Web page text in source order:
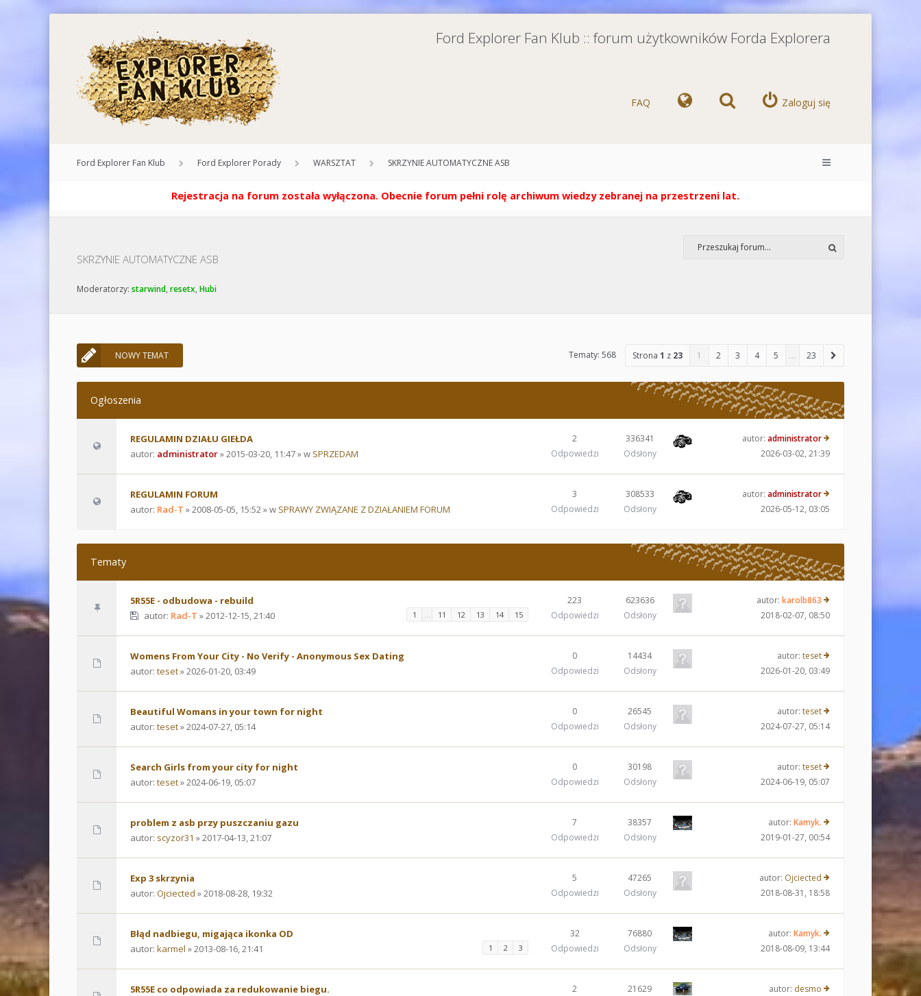
Ford Explorer Fan Klub :: forum użytkowników Forda Explorera
FAQ Zaloguj się
Ford Explorer Fan Klub Ford Explorer Porady WARSZTAT SKRZYNIE AUTOMATYCZNE ASB
Rejestracja na forum została wyłączona. Obecnie forum pełni rolę archiwum wiedzy zebranej na przestrzeni lat.
SKRZYNIE AUTOMATYCZNE ASB
Moderatorzy: starwind, resetx, Hubi
NOWY TEMAT Tematy: 568 Strona 1 z 23 1 2 3 4 5 … 23
Ogłoszenia
REGULAMIN DZIAŁU GIEŁDA
autor: administrator» 2015-03-20, 11:47 » w SPRZEDAM
2
Odpowiedzi
336341
Odsłony
autor: administrator
2026-03-02, 21:39
REGULAMIN FORUM
autor: Rad-T » 2008-05-05, 15:52 » w SPRAWY ZWIĄZANE Z DZIAŁANIEM FORUM
3
Odpowiedzi
308533
Odsłony
autor: administrator
2026-05-12, 03:05
Tematy
5R55E - odbudowa - rebuild
autor: Rad-T » 2012-12-15, 21:40 1 … 11 12 13 14 15
223
Odpowiedzi
623636
Odsłony
autor: karolb863
2018-02-07, 08:50
Womens From Your City - No Verify - Anonymous Sex Dating
autor: teset» 2026-01-20, 03:49
0
Odpowiedzi
14434
Odsłony
autor: teset
2026-01-20, 03:49
Beautiful Womans in your town for night
autor: teset» 2024-07-27, 05:14
0
Odpowiedzi
26545
Odsłony
autor: teset
2024-07-27, 05:14
Search Girls from your city for night
autor: teset» 2024-06-19, 05:07
0
Odpowiedzi
30198
Odsłony
autor: teset
2024-06-19, 05:07
problem z asb przy puszczaniu gazu
autor: scyzor31 » 2017-04-13, 21:07
7
Odpowiedzi
38357
Odsłony
autor: Kamyk.
2019-01-27, 00:54
Exp 3 skrzynia
autor: Ojciected » 2018-08-28, 19:32
5
Odpowiedzi
47265
Odsłony
autor: Ojciected
2018-08-31, 18:58
Błąd nadbiegu, migająca ikonka OD
autor: karmel » 2013-08-16, 21:41 1 2 3
32
Odpowiedzi
76880
Odsłony
autor: Kamyk.
2018-08-09, 13:44
5R55E co odpowiada za redukowanie biegu.
2
21629
autor: desmo